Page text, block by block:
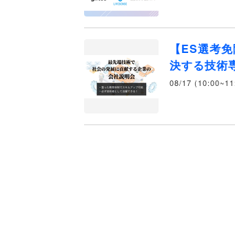
【ES選考
決する技術
08/17